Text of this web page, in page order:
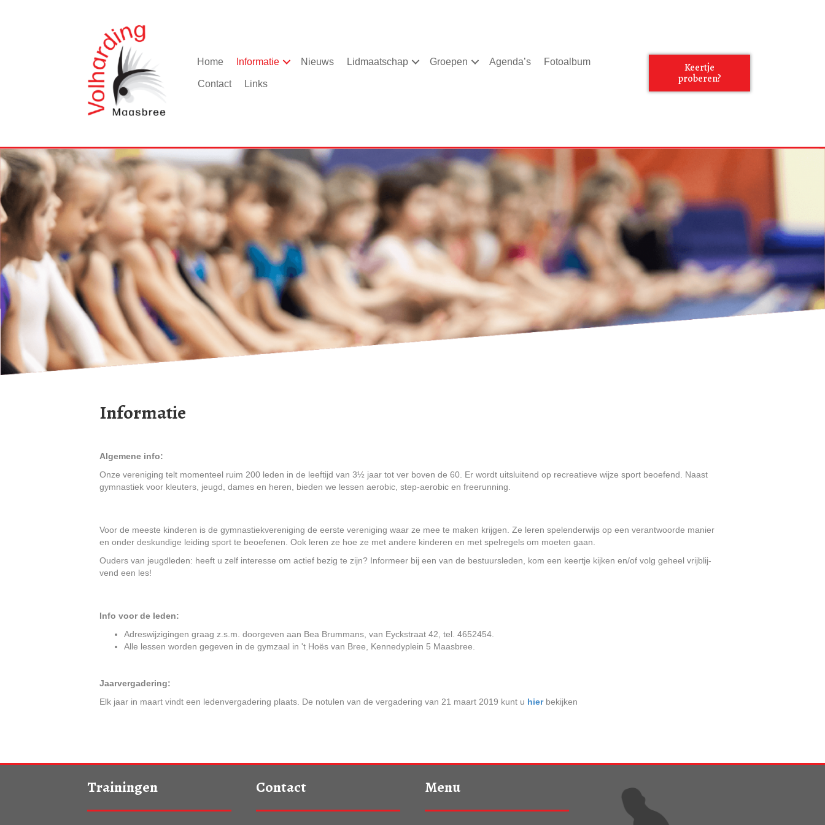
Home Informatie Nieuws Lidmaatschap Groepen Agenda’s Fotoalbum
Contact Links
Keertje
proberen?
Informatie
Algemene info:
Onze vereniging telt momenteel ruim 200 leden in de leeftijd van 3½ jaar tot ver boven de 60. Er wordt uitsluitend op recreatieve wijze sport beoefend. Naast
gymnastiek voor kleuters, jeugd, dames en heren, bieden we lessen aerobic, step-aerobic en freerunning.
Voor de meeste kinderen is de gymnastiekvereniging de eerste vereniging waar ze mee te maken krijgen. Ze leren spelenderwijs op een verantwoorde manier
en onder deskundige leiding sport te beoefenen. Ook leren ze hoe ze met andere kinderen en met spelregels om moeten gaan.
Ouders van jeugdleden: heeft u zelf interesse om actief bezig te zijn? Informeer bij een van de bestuursleden, kom een keertje kijken en/of volg geheel vrijblij­
vend een les!
Info voor de leden:
Adreswijzigingen graag z.s.m. doorgeven aan Bea Brum­mans, van Eyckstraat 42, tel. 4652454.
Alle lessen worden gegeven in de gymzaal in 't Hoës van Bree, Kennedyplein 5 Maasbree.
Jaarvergadering:
Elk jaar in maart vindt een ledenvergadering plaats. De notulen van de vergadering van 21 maart 2019 kunt u hierbekijken
Trainingen Contact Menu